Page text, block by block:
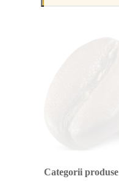
Categorii produse